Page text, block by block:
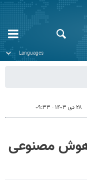
۲۸ دی ۱۴۰۳ - ۰۹:۳۳
مصنوعی